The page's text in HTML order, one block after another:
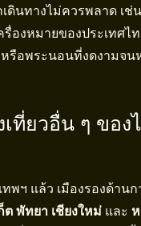
ดินทางไม่ควรพลาด เช่น
รื่องหมายของประเทศไ
หรือพระนอนที่งดงามจน
เที่ยวอื่น ๆ ขอ
ทพฯ แล้ว เมืองรองด้านก
ต พัทยา เชียงใหม่ และ